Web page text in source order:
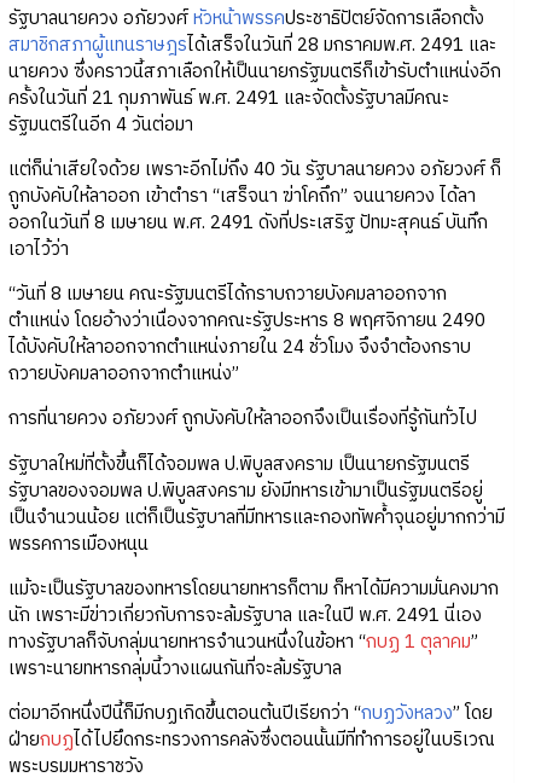
รัฐบาลนายควง อภัยวงศ์หัวหน้าพรรคประชาธิปัตย์จัดการเลือกตั้ง
สมาชิกสภาผู้แทนราษฎรได้เสร็จในวันที่ 28 มกราคมพ.ศ. 2491 และ
นายควง ซึ่งคราวนี้สภาเลือกให้เป็นนายกรัฐมนตรีก็เข้ารับตำแหน่งอีก
ครั้งในวันที่ 21 กุมภาพันธ์ พ.ศ. 2491 และจัดตั้งรัฐบาลมีคณะ
รัฐมนตรีในอีก 4 วันต่อมา
แต่ก็น่าเสียใจด้วย เพราะอีกไม่ถึง 40 วัน รัฐบาลนายควง อภัยวงศ์ ก็
ถูกบังคับให้ลาออก เข้าตำรา “เสร็จนา ฆ่าโคถึก” จนนายควง ได้ลา
ออกในวันที่ 8 เมษายน พ.ศ. 2491 ดังที่ประเสริฐ ปัทมะสุคนธ์ บันทึก
เอาไว้ว่า
“วันที่ 8 เมษายน คณะรัฐมนตรีได้กราบถวายบังคมลาออกจาก
ตำแหน่ง โดยอ้างว่าเนื่องจากคณะรัฐประหาร 8 พฤศจิกายน 2490
ได้บังคับให้ลาออกจากตำแหน่งภายใน 24 ชั่วโมง จึงจำต้องกราบ
ถวายบังคมลาออกจากตำแหน่ง”
การที่นายควง อภัยวงศ์ ถูกบังคับให้ลาออกจึงเป็นเรื่องที่รู้กันทั่วไป
รัฐบาลใหม่ที่ตั้งขึ้นก็ได้จอมพล ป.พิบูลสงคราม เป็นนายกรัฐมนตรี
รัฐบาลของจอมพล ป.พิบูลสงคราม ยังมีทหารเข้ามาเป็นรัฐมนตรีอยู่
เป็นจำนวนน้อย แต่ก็เป็นรัฐบาลที่มีทหารและกองทัพค้ำจุนอยู่มากกว่ามี
พรรคการเมืองหนุน
แม้จะเป็นรัฐบาลของทหารโดยนายทหารก็ตาม ก็หาได้มีความมั่นคงมาก
นัก เพราะมีข่าวเกี่ยวกับการจะล้มรัฐบาล และในปี พ.ศ. 2491 นี่เอง
ทางรัฐบาลก็จับกลุ่มนายทหารจำนวนหนึ่งในข้อหา “กบฏ 1 ตุลาคม”
เพราะนายทหารกลุ่มนี้วางแผนกันที่จะล้มรัฐบาล
ต่อมาอีกหนึ่งปีนี้ก็มีกบฏเกิดขึ้นตอนต้นปีเรียกว่า “กบฏวังหลวง” โดย
ฝ่ายกบฏได้ไปยึดกระทรวงการคลังซึ่งตอนนั้นมีที่ทำการอยู่ในบริเวณ
พระบรมมหาราชวัง